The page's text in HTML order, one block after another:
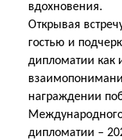
вдохновения.
Открывая
гостью и
дипломатии как
награждении
дипломатии –